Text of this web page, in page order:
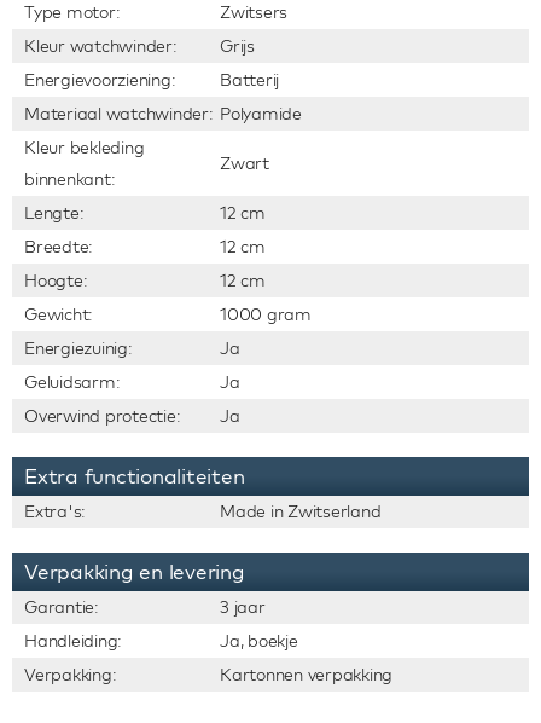
Type motor:
Zwitsers
Kleur watchwinder:
Grijs
Energievoorziening:
Batterij
Materiaal watchwinder: Polyamide
Kleur bekleding
binnenkant:
Zwart
Lengte:
12 cm
Breedte:
12 cm
Hoogte:
12 cm
Gewicht:
1000 gram
Energiezuinig:
Ja
Geluidsarm:
Ja
Overwind protectie:
Ja
Extra functionaliteiten
Extra's: Made in Zwitserland
Verpakking en levering
Garantie:
3 jaar
Handleiding:
Ja, boekje
Verpakking:
Kartonnen verpakking